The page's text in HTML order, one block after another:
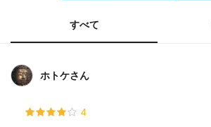
すべて
ホトケさん
4